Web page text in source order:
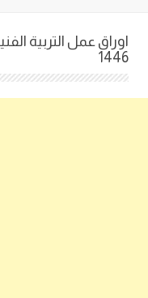
اوراق عمل التربية
1446